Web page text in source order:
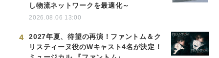
し物流ネットワークを最適化～
2026.08.06 13:00
4
2027年夏、待望の再演！ファントム＆ク
リスティーヌ役のWキャスト4名が決定！